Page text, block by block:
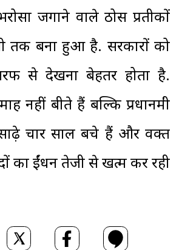
जगाने वाले ठोस प्रतीकों
तक बना हुआ है. सरकारों को
से देखना बेहतर होता है.
नहीं बीते हैं बल्कि प्रधानमंत्री
चार साल बचे हैं और वक्त
का ईंधन तेजी से खत्म कर रही